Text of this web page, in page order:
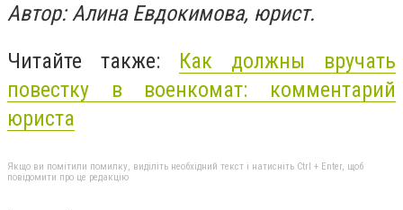
Автор: Алина Евдокимова, юрист.
Читайте также: Как должны вручать
повестку в военкомат: комментарий
юриста
Якщо ви помітили помилку, виділіть необхідний текст і натисніть Ctrl + Enter, щоб
повідомити про це редакцію